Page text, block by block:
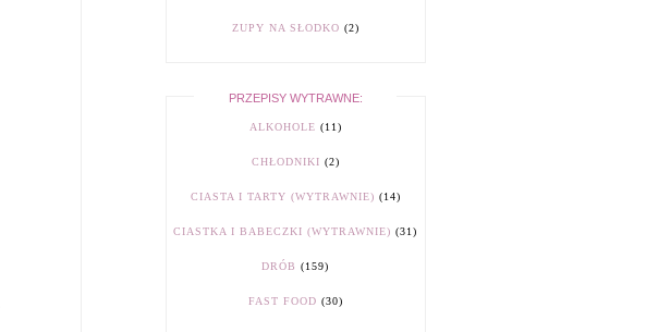
ZUPY NA SŁODKO (2)
PRZEPISY WYTRAWNE:
ALKOHOLE (11)
CHŁODNIKI (2)
CIASTA I TARTY (WYTRAWNIE) (14)
CIASTKA I BABECZKI (WYTRAWNIE) (31)
DRÓB (159)
FAST FOOD (30)